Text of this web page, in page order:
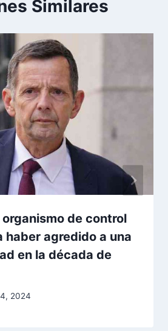
Similares
organismo de control
haber agredido a una
en la década de
2024